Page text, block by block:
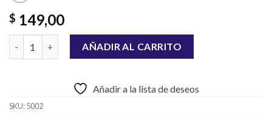
$ 149,00
Sifon extensible corrugado universal con adaptador cantidad
AÑADIR AL CARRITO
Añadir a la lista de deseos
SKU:5002